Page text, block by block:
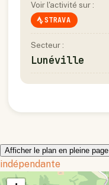
Voir l'activité sur :
STRAVA
Secteur :
Lunéville
Afficher le plan en pleine page
indépendante